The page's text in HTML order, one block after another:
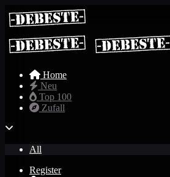
Home
Neu
Top 100
Zufall
All
Register